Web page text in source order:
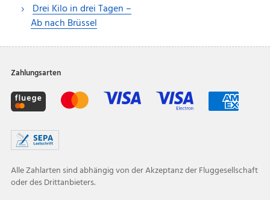
Drei Kilo in drei Tagen –
Ab nach Brüssel